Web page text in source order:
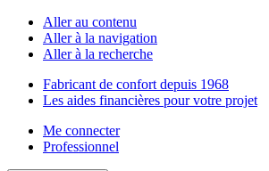
Aller au contenu
Aller à la navigation
Aller à la recherche
Fabricant de confort depuis 1968
Les aides financières pour votre projet
Me connecter
Professionnel